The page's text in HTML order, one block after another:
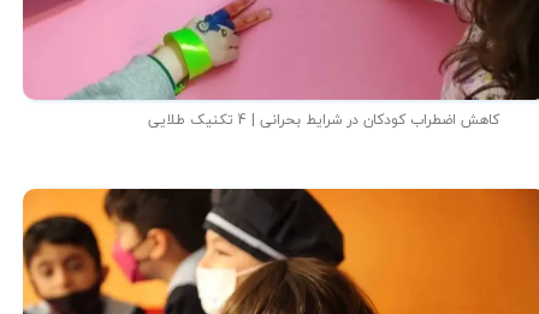
کاهش اضطراب کودکان در شرایط بحرانی | 4 تکنیک طلایی